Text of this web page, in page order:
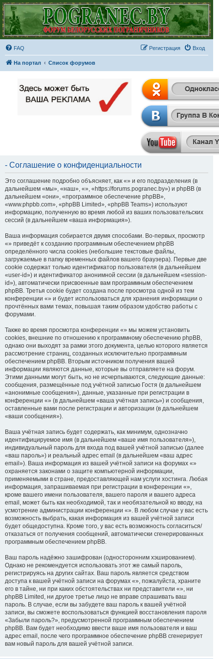
FAQ Вход
Регистрация
На портал Список форумов
- Соглашение о конфиденциальности
Это соглашение подробно объясняет, как «» и его подразделения (в
дальнейшем «мы», «наш», «», «https://forums.pogranec.by») и phpBB (в
дальнейшем «они», «программное обеспечение phpBB»,
«www.phpbb.com», «phpBB Limited», «phpBB Teams») используют
информацию, полученную во время любой из ваших пользовательских
сессий (в дальнейшем «ваша информация»).
Ваша информация собирается двумя способами. Во-первых, просмотр
«» приведёт к созданию программным обеспечением phpBB
определённого числа cookies (небольшие текстовые файлы,
загружаемые в папку временных файлов вашего браузера). Первые две
cookie содержат только идентификатор пользователя (в дальнейшем
«user-id») и идентификатор анонимной сессии (в дальнейшем «session-
id»), автоматически присвоенные вам программным обеспечением
phpBB. Третья cookie будет создана после просмотра одной из тем
конференции «» и будет использоваться для хранения информации о
прочтённых вами темах, повышая таким образом удобство работы с
форумами.
Также во время просмотра конференции «» мы можем установить
cookies, внешние по отношению к программному обеспечению phpBB,
однако они выходят за рамки этого документа, целью которого является
рассмотрение страниц, созданных исключительно программным
обеспечением phpBB. Вторым источником получения вашей
информации являются данные, которые вы отправляете на форум.
Этими данными могут быть, но не исчерпываются, следующие данные:
сообщения, размещённые под учётной записью Гостя (в дальнейшем
«анонимные сообщения»), данные, указанные при регистрации в
конференции «» (в дальнейшем «ваша учётная запись») и сообщения,
оставленные вами после регистрации и авторизации (в дальнейшем
«ваши сообщения»).
Ваша учётная запись будет содержать, как минимум, однозначно
идентифицируемое имя (в дальнейшем «ваше имя пользователя»),
индивидуальный пароль для входа под вашей учётной записью (далее
«ваш пароль») и реальный адрес email (в дальнейшем «ваш адрес
email»). Ваша информация из вашей учётной записи на форумах «»
охраняется законами о защите компьютерной информации,
применяемыми в стране, предоставляющей нам услуги хостинга. Любая
информация, запрашиваемая при регистрации в конференции «»,
кроме вашего имени пользователя, вашего пароля и вашего адреса
email, может быть как необходимой, так и необязательной ко вводу, на
усмотрение администрации конференции «». В любом случае у вас есть
возможность выбрать, какая информация из вашей учётной записи
будет общедоступна. Кроме того, у вас есть возможность согласиться/
отказаться от получения сообщений, автоматически сгенерированных
программным обеспечением phpBB.
Ваш пароль надёжно зашифрован (односторонним хэшированием).
Однако не рекомендуется использовать этот же самый пароль,
регистрируясь на других сайтах. Ваш пароль является средством
доступа к вашей учётной записи на форумах «», пожалуйста, храните
его в тайне, ни при каких обстоятельствах ни представители «», ни
phpBB Limited, ни другое третье лицо не вправе спрашивать ваш
пароль. В случае, если вы забудете ваш пароль к вашей учётной
записи, вы сможете воспользоваться функцией восстановления пароля
«Забыли пароль?», предусмотренной программным обеспечением
phpBB. Вам будет необходимо ввести ваше имя пользователя и ваш
адрес email, после чего программное обеспечение phpBB сгенерирует
вам новый пароль для вашей учётной записи.